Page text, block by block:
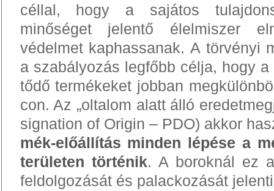
céllal, hogy a sajátos
minőséget jelentő élelmiszer
védelmet kaphassanak. A tör­vé­nyi
a sza­bá­lyo­zás leg­főbb célja, hogy
tő­dő ter­mé­ke­ket job­ban
con. Az „ol­ta­lom alatt álló
sig­na­ti­on of Ori­gin – PDO) akkor
mék-elő­ál­lí­tás min­den lé­pé­se a
te­rü­le­ten tör­té­nik. A boroknál ez
feldolgozását és palackozását